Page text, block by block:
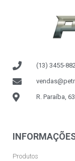
(13) 3455-
R. Paraíba,
Produtos